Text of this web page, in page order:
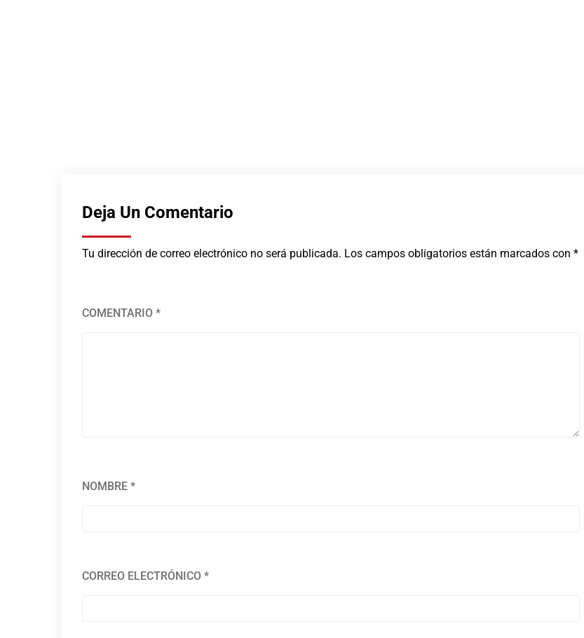
Deja Un Comentario
Tu dirección de correo electrónico no será publicada. Los campos obligatorios están marcados con *
COMENTARIO *
NOMBRE *
CORREO ELECTRÓNICO *